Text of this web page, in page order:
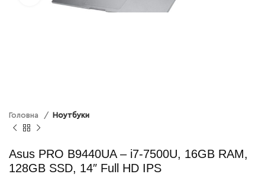
Головна Ноутбуки
Asus PRO B9440UA – i7-7500U, 16GB RAM,
128GB SSD, 14″ Full HD IPS